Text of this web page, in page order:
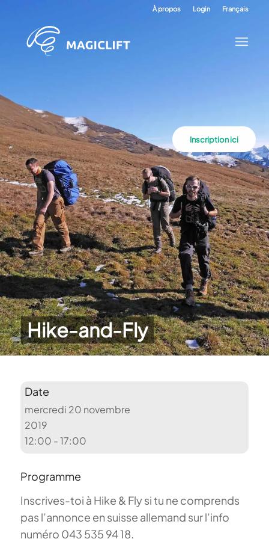
À propos Login Français
Hike-and-Fly
Inscription ici
Date
mercredi 20 novembre
2019
12:00 - 17:00
Programme
Inscrives-toi à Hike & Fly si tu ne comprends
pas l’annonce en suisse allemand sur l’info
numéro 043 535 94 18.